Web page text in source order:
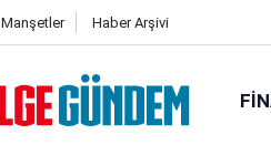
Manşetler Haber Arşivi